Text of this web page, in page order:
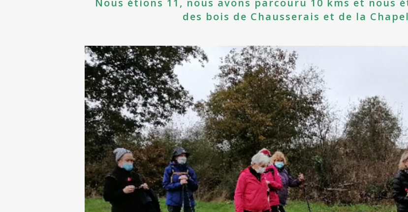
Nous étions 11, nous avons parcouru 10 kms et nous
des bois de Chausserais et de la